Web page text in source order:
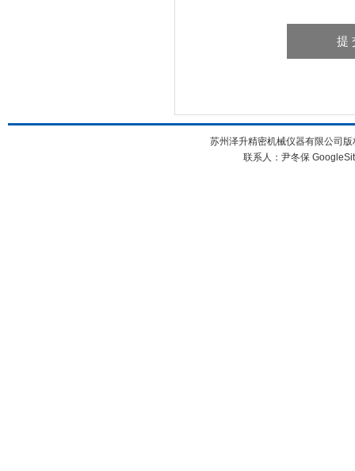
苏州泽升精密机械仪器有限公司
联系人：尹冬保